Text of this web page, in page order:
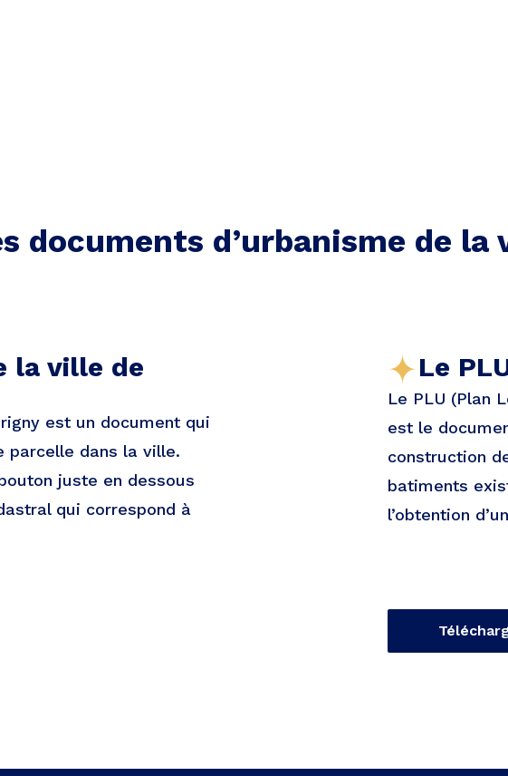
documents d’urbanisme de la
la ville de
est un document qui
parcelle dans la ville.
juste en dessous
qui correspond à
Le
Le PLU (Plan
est le
construction
batiments
l’obtention